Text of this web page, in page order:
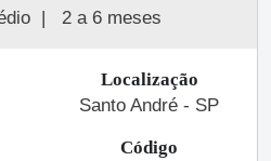
| 2 a 6 meses
Localização
Santo André - SP
Código